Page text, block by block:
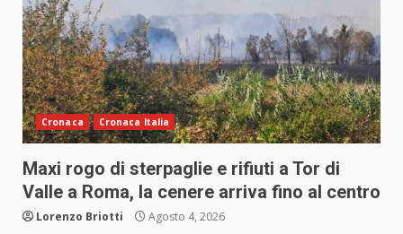
Cronaca Cronaca Italia
Maxi rogo di sterpaglie e rifiuti a Tor di
Valle a Roma, la cenere arriva fino al centro
Lorenzo Briotti Agosto 4, 2026